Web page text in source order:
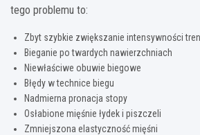
tego problemu to:
Zbyt szybkie zwiększanie intensywności
Bieganie po twardych nawierzchniach
Niewłaściwe obuwie biegowe
Błędy w technice biegu
Nadmierna pronacja stopy
Osłabione mięśnie łydek i piszczeli
Zmniejszona elastyczność mięśni